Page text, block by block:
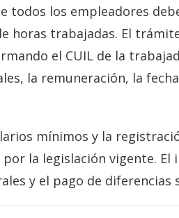
todos los empleadores
horas trabajadas. El
el CUIL de la
la remuneración, la
mínimos y la
la legislación vigente.
y el pago de diferencias